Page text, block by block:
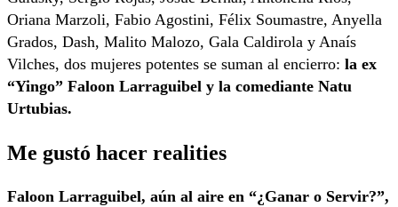
Oriana Marzoli, Fabio Agostini, Félix Soumastre, Anyella
Grados, Dash, Malito Malozo, Gala Caldirola y Anaís
Vilches, dos mujeres potentes se suman al encierro: la ex
“Yingo” Faloon Larraguibel y la comediante Natu
Urtubias.
Me gustó hacer realities
Faloon Larraguibel, aún al aire en “¿Ganar o Servir?”,